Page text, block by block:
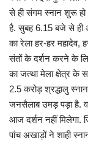
बिज़नेस
लोक सभा चुनाव 2024
विधानसभा चुनाव
Language
से ही संगम स्नान शुरू हो
है. सुबह 6.15 बजे से ही
का रेला हर-हर महादेव,
संतों के दर्शन करने के
का जत्था मेला क्षेत्र के
2.5 करोड़ श्रद्धालु
जनसैलाब उमड़ पड़ा है.
आज दर्शन नहीं मिलेगा.
पांच अखाड़ों ने शाही